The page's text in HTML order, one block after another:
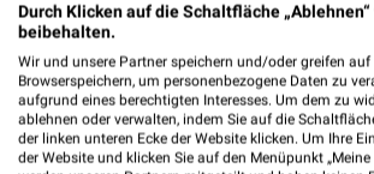
Durch Klicken auf die Schaltfläche
beibehalten.
Wir und unsere Partner speichern und/oder greifen
Browserspeichern, um personenbezogene Daten zu
aufgrund eines berechtigten Interesses. Um dem zu
ablehnen oder verwalten, indem Sie auf die
der linken unteren Ecke der Website klicken. Um Ihre
der Website und klicken Sie auf den Menüpunkt